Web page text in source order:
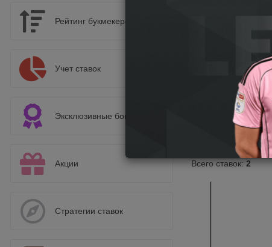
Рейтинг букмекеров
Учет ставок
Эксклюзивные бонусы
Акции
Стратегии ставок
NHL.
7 июня в
Всего ставок:2